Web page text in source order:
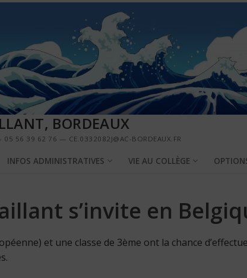
BORDEAUX
56 39 62 76 — CE.0332082J@AC-BORDEAUX.FR
INFOS ADMINISTRATIVES VIE AU COLLÈGE
s’invite en
et une classe de 3ème ont la chance